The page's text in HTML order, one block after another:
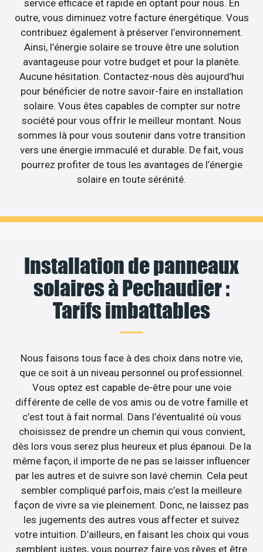
service efficace et rapide en optant pour nous. En
outre, vous diminuez votre facture énergétique. Vous
contribuez également à préserver l’environnement.
Ainsi, l’énergie solaire se trouve être une solution
avantageuse pour votre budget et pour la planète.
Aucune hésitation. Contactez-nous dès aujourd’hui
pour bénéficier de notre savoir-faire en installation
solaire. Vous êtes capables de compter sur notre
société pour vous offrir le meilleur montant. Nous
sommes là pour vous soutenir dans votre transition
vers une énergie immaculé et durable. De fait, vous
pourrez profiter de tous les avantages de l’énergie
solaire en toute sérénité.
Installation de panneaux
solaires à Pechaudier :
Tarifs imbattables
Nous faisons tous face à des choix dans notre vie,
que ce soit à un niveau personnel ou professionnel.
Vous optez est capable de-être pour une voie
différente de celle de vos amis ou de votre famille et
c’est tout à fait normal. Dans l’éventualité où vous
choisissez de prendre un chemin qui vous convient,
dès lors vous serez plus heureux et plus épanoui. De la
même façon, il importe de ne pas se laisser influencer
par les autres et de suivre son lavé chemin. Cela peut
sembler compliqué parfois, mais c’est la meilleure
façon de vivre sa vie pleinement. Donc, ne laissez pas
les jugements des autres vous affecter et suivez
votre intuition. D’ailleurs, en faisant les choix qui vous
semblent justes, vous pourrez faire vos rêves et être